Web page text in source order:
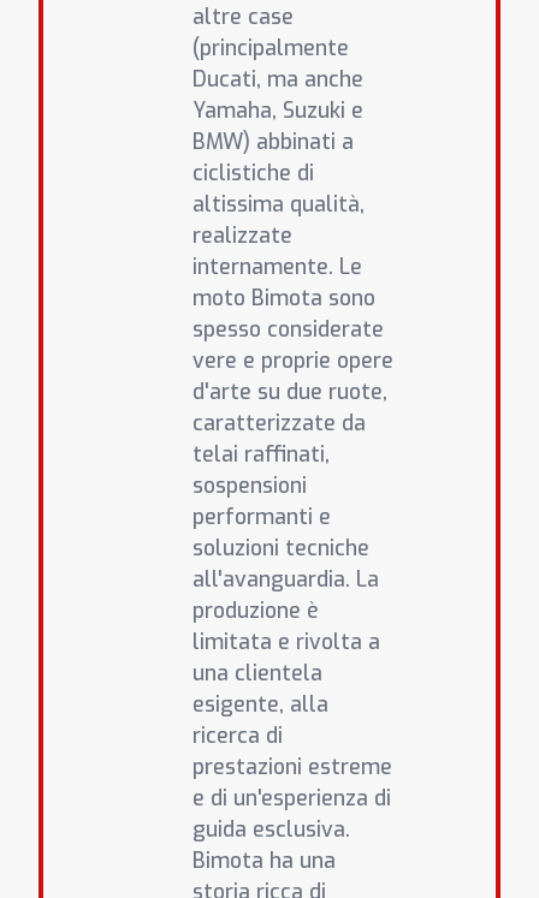
altre case
(principalmente
Ducati, ma anche
Yamaha, Suzuki e
BMW) abbinati a
ciclistiche di
altissima qualità,
realizzate
internamente. Le
moto Bimota sono
spesso considerate
vere e proprie opere
d'arte su due ruote,
caratterizzate da
telai raffinati,
sospensioni
performanti e
soluzioni tecniche
all'avanguardia. La
produzione è
limitata e rivolta a
una clientela
esigente, alla
ricerca di
prestazioni estreme
e di un'esperienza di
guida esclusiva.
Bimota ha una
storia ricca di